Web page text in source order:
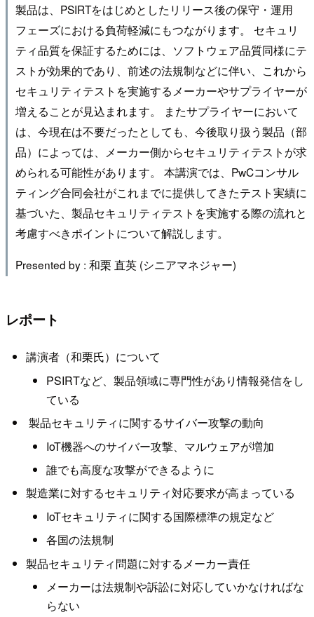
製品は、PSIRTをはじめとしたリリース後の保守・運用
フェーズにおける負荷軽減にもつながります。 セキュリ
ティ品質を保証するためには、ソフトウェア品質同様にテ
ストが効果的であり、前述の法規制などに伴い、これから
セキュリティテストを実施するメーカーやサプライヤーが
増えることが見込まれます。 またサプライヤーにおいて
は、今現在は不要だったとしても、今後取り扱う製品（部
品）によっては、メーカー側からセキュリティテストが求
められる可能性があります。 本講演では、PwCコンサル
ティング合同会社がこれまでに提供してきたテスト実績に
基づいた、製品セキュリティテストを実施する際の流れと
考慮すべきポイントについて解説します。
Presented by : 和栗 直英 (シニアマネジャー)
レポート
講演者（和栗氏）について
PSIRTなど、製品領域に専門性があり情報発信をし
ている
製品セキュリティに関するサイバー攻撃の動向
IoT機器へのサイバー攻撃、マルウェアが増加
誰でも高度な攻撃ができるように
製造業に対するセキュリティ対応要求が高まっている
IoTセキュリティに関する国際標準の規定など
各国の法規制
製品セキュリティ問題に対するメーカー責任
メーカーは法規制や訴訟に対応していかなければな
らない